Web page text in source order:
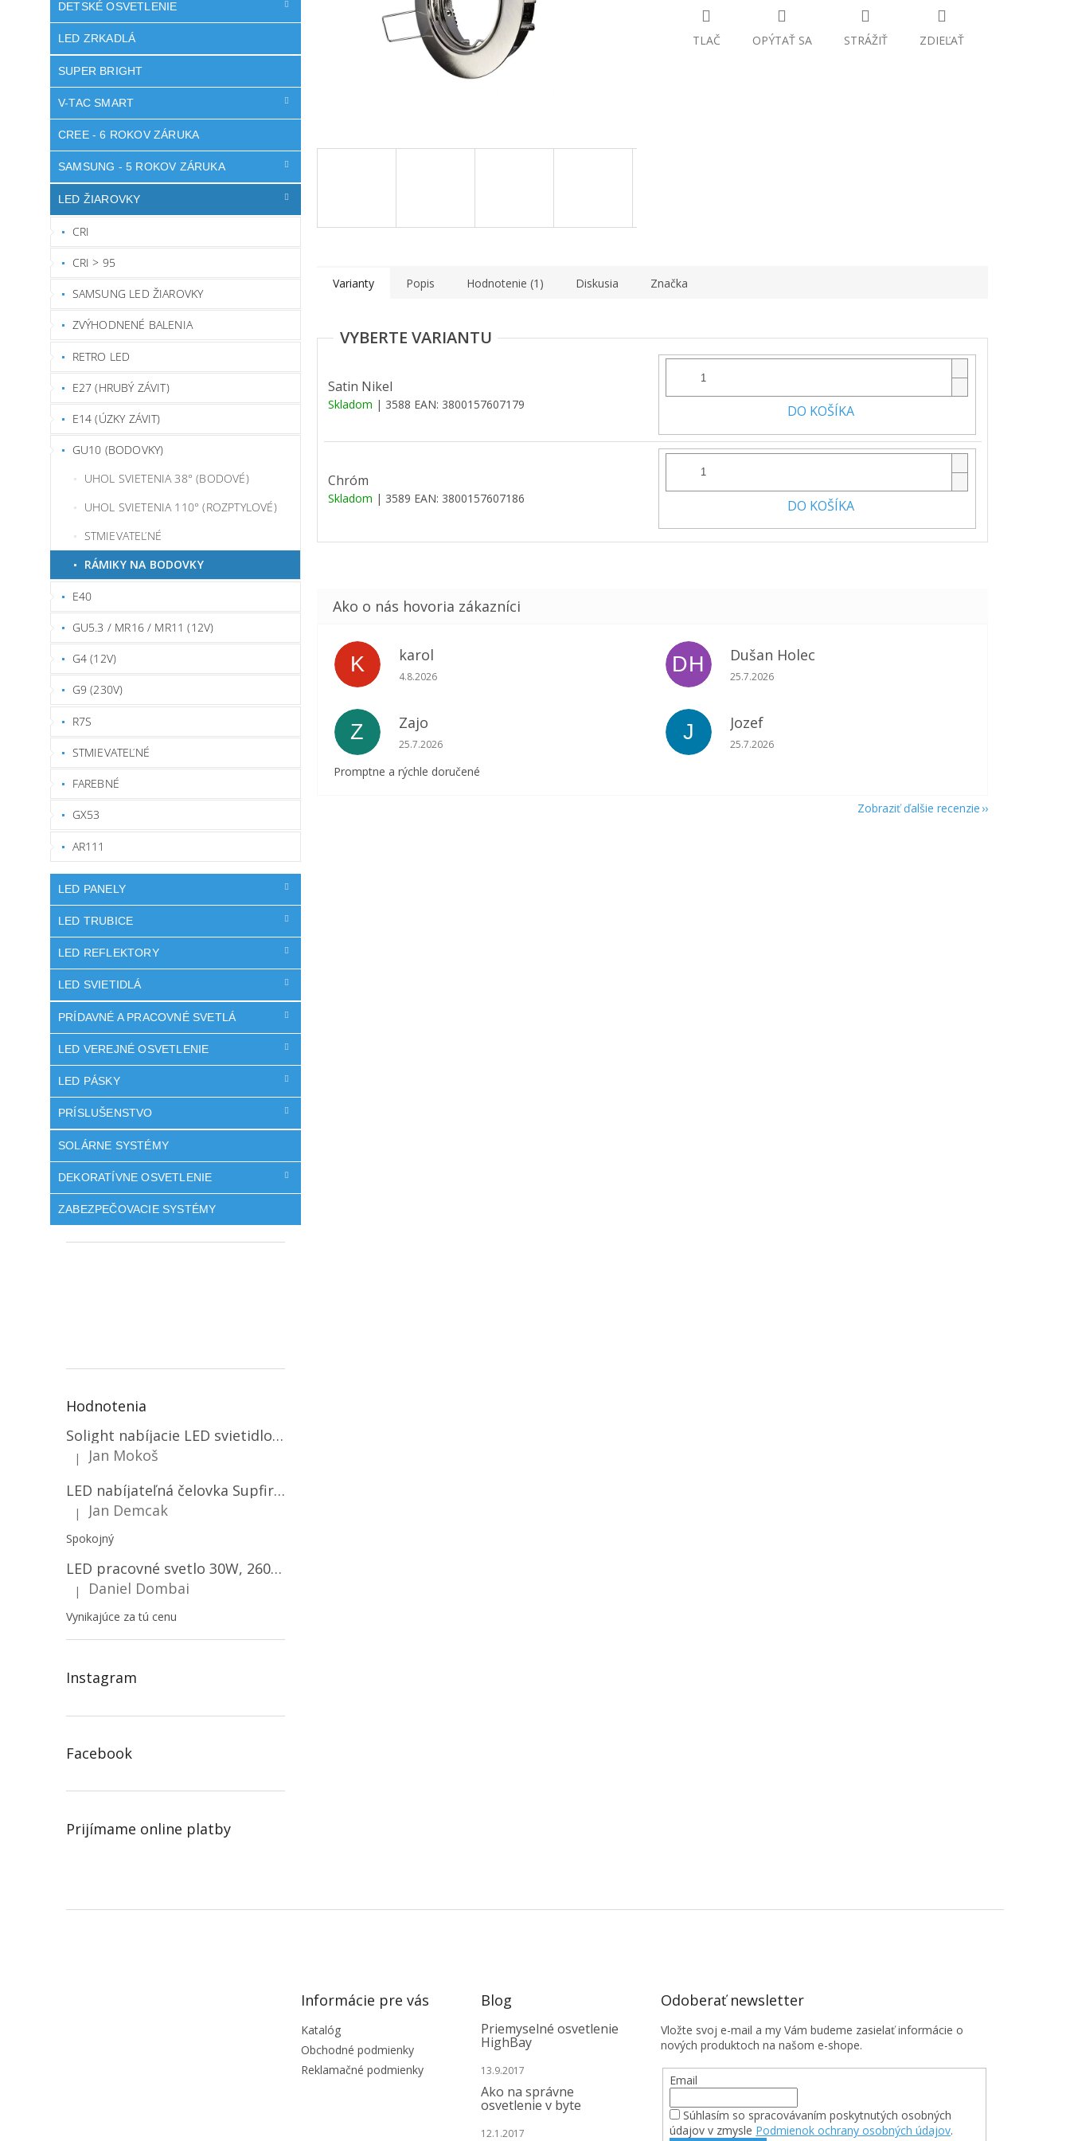
DETSKÉ OSVETLENIE
LED ZRKADLÁ
SUPER BRIGHT
V-TAC SMART
CREE - 6 ROKOV ZÁRUKA
SAMSUNG - 5 ROKOV ZÁRUKA
LED ŽIAROVKY
CRI
CRI > 95
SAMSUNG LED ŽIAROVKY
ZVÝHODNENÉ BALENIA
RETRO LED
E27 (HRUBÝ ZÁVIT)
E14 (ÚZKY ZÁVIT)
GU10 (BODOVKY)
UHOL SVIETENIA 38° (BODOVÉ)
UHOL SVIETENIA 110° (ROZPTYLOVÉ)
STMIEVATEĽNÉ
RÁMIKY NA BODOVKY
E40
GU5.3 / MR16 / MR11 (12V)
G4 (12V)
G9 (230V)
R7S
STMIEVATEĽNÉ
FAREBNÉ
GX53
AR111
LED PANELY
LED TRUBICE
LED REFLEKTORY
LED SVIETIDLÁ
PRÍDAVNÉ A PRACOVNÉ SVETLÁ
LED VEREJNÉ OSVETLENIE
LED PÁSKY
PRÍSLUŠENSTVO
SOLÁRNE SYSTÉMY
DEKORATÍVNE OSVETLENIE
ZABEZPEČOVACIE SYSTÉMY
Hodnotenia
Solight nabíjacie LED svietidlo, 600lm, 2200mAh Li-Ion, USB nabíjanie [WN22]
Hodnotenie produktu je 5 z 5 hviezdičiek.
|
Jan Mokoš
LED nabíjateľná čelovka Supfire HL06, 3 módy + SOS + senzor, nabíjanie cez Micro-USB, 5W, 500lm, 300m
Hodnotenie produktu je 5 z 5 hviezdičiek.
| Jan Demcak
Spokojný
LED pracovné svetlo 30W, 2600LM, 12V/24V, IP67/2-PACK! [LB0087]
Hodnotenie produktu je 5 z 5 hviezdičiek.
| Daniel Dombai
Vynikajúce za tú cenu
Instagram
Facebook
Prijímame online platby
TLAČ OPÝTAŤ SA STRÁŽIŤ ZDIEĽAŤ
Varianty Popis Hodnotenie (1) Diskusia Značka
Satin Nikel
Skladom | 3588 EAN: 3800157607179 DO KOŠÍKA
Chróm
Skladom | 3589 EAN: 3800157607186 DO KOŠÍKA
K karol
Hodnotenie obchodu je 5 z 5 hviezdičiek.
4.8.2026
DH Dušan Holec
Hodnotenie obchodu je 5 z 5 hviezdičiek.
25.7.2026
Z Zajo
Hodnotenie obchodu je 5 z 5 hviezdičiek.
25.7.2026
Promptne a rýchle doručené
J Jozef
Hodnotenie obchodu je 5 z 5 hviezdičiek.
25.7.2026
Zobraziť ďalšie recenzie
Informácie pre vás
Katalóg
Obchodné podmienky
Reklamačné podmienky
Blog
Priemyselné osvetlenie
HighBay
13.9.2017
Ako na správne
osvetlenie v byte
12.1.2017
Odoberať newsletter
Vložte svoj e-mail a my Vám budeme zasielať informácie o
nových produktoch na našom e-shope.
Email
Súhlasím so spracovávaním poskytnutých osobných
údajov v zmysle Podmienok ochrany osobných údajov.